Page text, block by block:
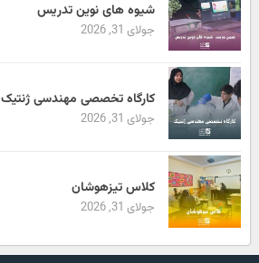
شیوه های نوین تدریس
جولای 31, 2026
کارگاه تخصصی مهندسی ژنتیک
جولای 31, 2026
کلاس تیزهوشان
جولای 31, 2026